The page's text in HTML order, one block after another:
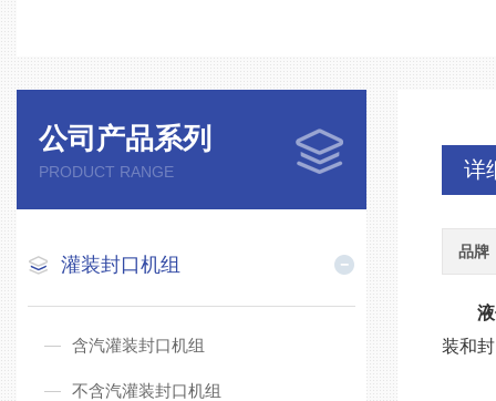
公司产品系列
PRODUCT RANGE
灌装封口机组
含汽灌装封口机组
不含汽灌装封口机组
详
品牌
装和